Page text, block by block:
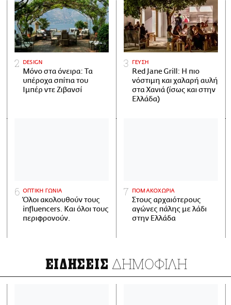
DESIGN
Μόνο στα όνειρα: Τα
υπέροχα σπίτια του
Ιμπέρ ντε Ζιβανσί
ΓΕΥΣΗ
Red Jane Grill: Η πιο
νόστιμη και χαλαρή αυλή
στα Χανιά (ίσως και στην
Ελλάδα)
ΟΠΤΙΚΗ ΓΩΝΙΑ
Όλοι ακολουθούν τους
influencers. Και όλοι τους
περιφρονούν.
ΠΟΜΑΚΟΧΩΡΙΑ
Στους αρχαιότερους
αγώνες πάλης με λάδι
στην Ελλάδα
ΕΙΔΗΣΕΙΣ ΔΗΜΟΦΙΛΗ